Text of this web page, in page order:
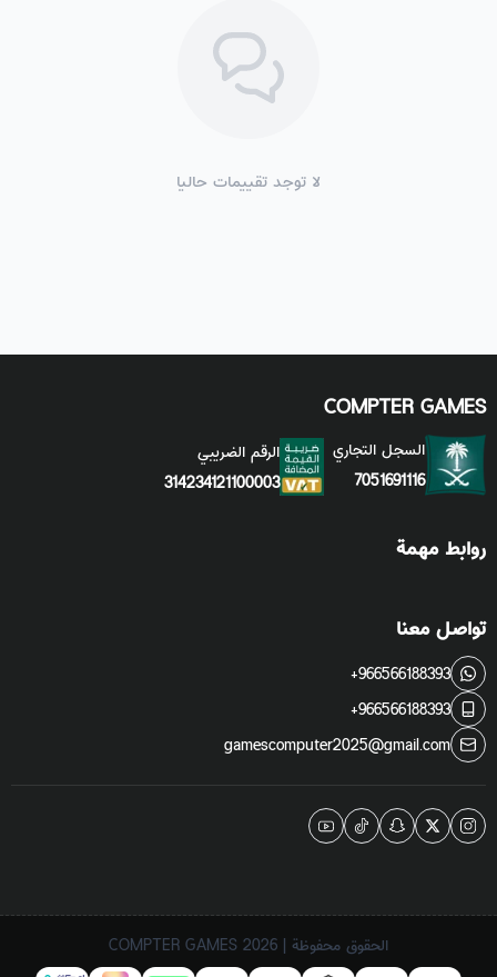
لا توجد تقييمات حاليا
COMPTER GAMES
السجل التجاري
7051691116
الرقم الضريبي
314234121100003
روابط مهمة
تواصل معنا
+966566188393
+966566188393
gamescomputer2025@gmail.com
الحقوق محفوظة | 2026 COMPTER GAMES